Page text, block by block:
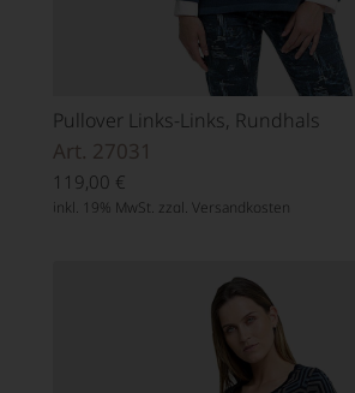
Pullover Links-Links, Rundhals
Art. 27031
119,00 €
inkl. 19% MwSt. zzgl. Versandkosten